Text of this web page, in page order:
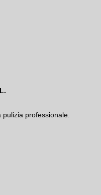
pulizia professionale.